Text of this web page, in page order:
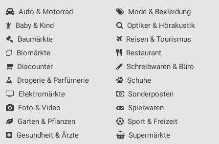
Auto & Motorrad
Baby & Kind
Baumärkte
Biomärkte
Discounter
Drogerie & Parfümerie
Elektromärkte
Foto & Video
Garten & Pflanzen
Gesundheit & Ärzte
Mode & Bekleidung
Optiker & Hörakustik
Reisen & Tourismus
Restaurant
Schreibwaren & Büro
Schuhe
Sonderposten
Spielwaren
Sport & Freizeit
Supermärkte